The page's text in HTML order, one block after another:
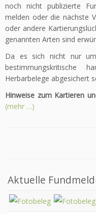
noch nicht publizierte
melden oder die nächs­te
oder andere
genannten Arten sind
Da es sich nicht nur
bestimmungs­kritische
Herbarbelege abgesichert
Hinweise zum Kartieren
(mehr …)
Aktuelle